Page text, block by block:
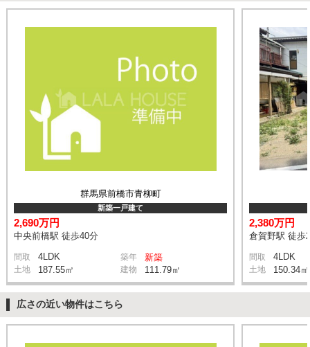
群馬県前橋市青柳町
新築一戸建て
2,690万円
中央前橋駅 徒歩40分
間取 4LDK 築年 新築
土地 187.55㎡ 建物 111.79㎡
2,380万円
倉賀野駅 徒歩
間取 4LDK
土地 150.34㎡
広さの近い物件はこちら